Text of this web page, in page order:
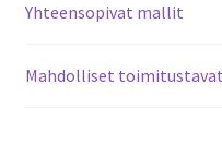
Yhteensopivat mallit
Mahdolliset toimitustavat